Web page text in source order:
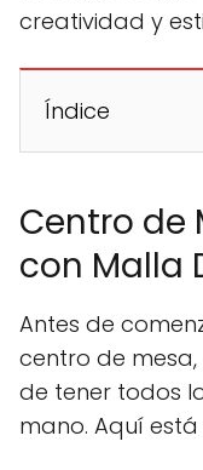
creatividad y
Índice
Centro de
con Malla
Antes de
centro de
de tener todos
mano. Aquí